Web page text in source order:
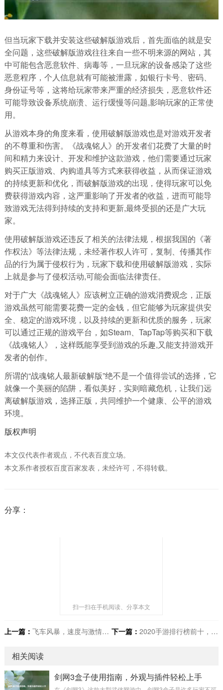
但当玩家下载并安装这些破解版游戏后，首先面临的就是安
全问题，这些破解版游戏往往来自一些不明来源的网站，其
中可能包含恶意软件、病毒等，一旦玩家的设备感染了这些
恶意程序，个人信息就有可能被泄露，如银行卡号、密码、
身份证号等，这将给玩家带来严重的经济损失，恶意软件还
可能导致设备系统崩溃、运行缓慢等问题,影响玩家的正常使
用。
从游戏本身的角度来看，使用破解版游戏也是对游戏开发者
的不尊重和伤害。《战魂铭人》的开发者们花费了大量的时
间和精力来设计、开发和维护这款游戏，他们需要通过玩家
购买正版游戏、内购道具等方式来获得收益，从而保证游戏
的持续更新和优化，而破解版游戏的出现，使得玩家可以免
费获得游戏内容，这严重影响了开发者的收益，进而可能导
致游戏无法得到持续的支持和更新,最终受损的还是广大玩
家。
使用破解版游戏还违反了相关的法律法规，根据我国的《著
作权法》等法律法规，未经著作权人许可，复制、传播其作
品的行为属于侵权行为，玩家下载和使用破解版游戏，实际
上就是参与了侵权活动,可能会面临法律责任。
对于广大《战魂铭人》应该树立正确的游戏消费观念，正版
游戏虽然可能需要花费一定的金钱，但它能够为玩家提供安
全、稳定的游戏环境，以及持续的更新和优质的服务，玩家
可以通过正规的游戏平台，如Steam、TapTap等购买和下载
《战魂铭人》，这样既能享受到游戏的乐趣,又能支持游戏开
发者的创作。
所谓的“战魂铭人最新破解版”绝不是一个值得尝试的选择，它
就像一个美丽的陷阱，看似美好，实则暗藏危机，让我们远
离破解版游戏，选择正版，共同维护一个健康、公平的游戏
环境。
版权声明
本文仅代表作者观点，不代表百度立场。
本文系作者授权百度百家发表，未经许可，不得转载。
分享：
扫一扫在手机阅读、分享本文
上一篇： 飞车风暴，速度与激情极致碰撞 下一篇： 2020手游排行榜前十，带你赏年度热门佳作
相关阅读
剑网3盒子使用指南，外观与插件轻松上手